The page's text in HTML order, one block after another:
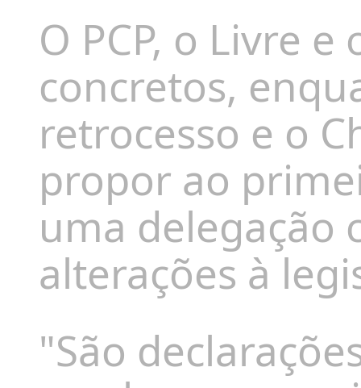
O PCP, o Livre
concretos,
retrocesso e o
propor ao
uma delegação
alterações à
"São